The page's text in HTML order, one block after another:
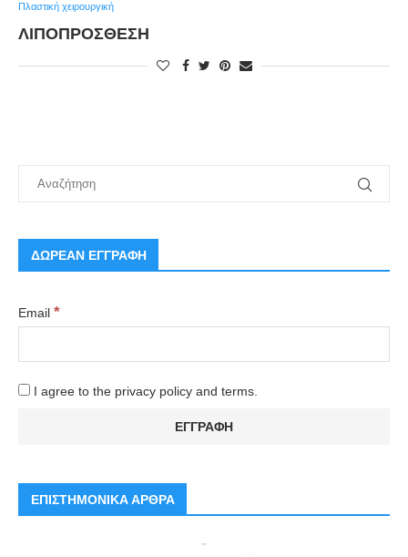
Πλαστική χειρουργική
ΛΙΠΟΠΡΌΣΘΕΣΗ
ΔΩΡΕΑΝ ΕΓΓΡΑΦΗ
Email *
I agree to the privacy policy and terms.
ΕΠΙΣΤΗΜΟΝΙΚΑ ΑΡΘΡΑ